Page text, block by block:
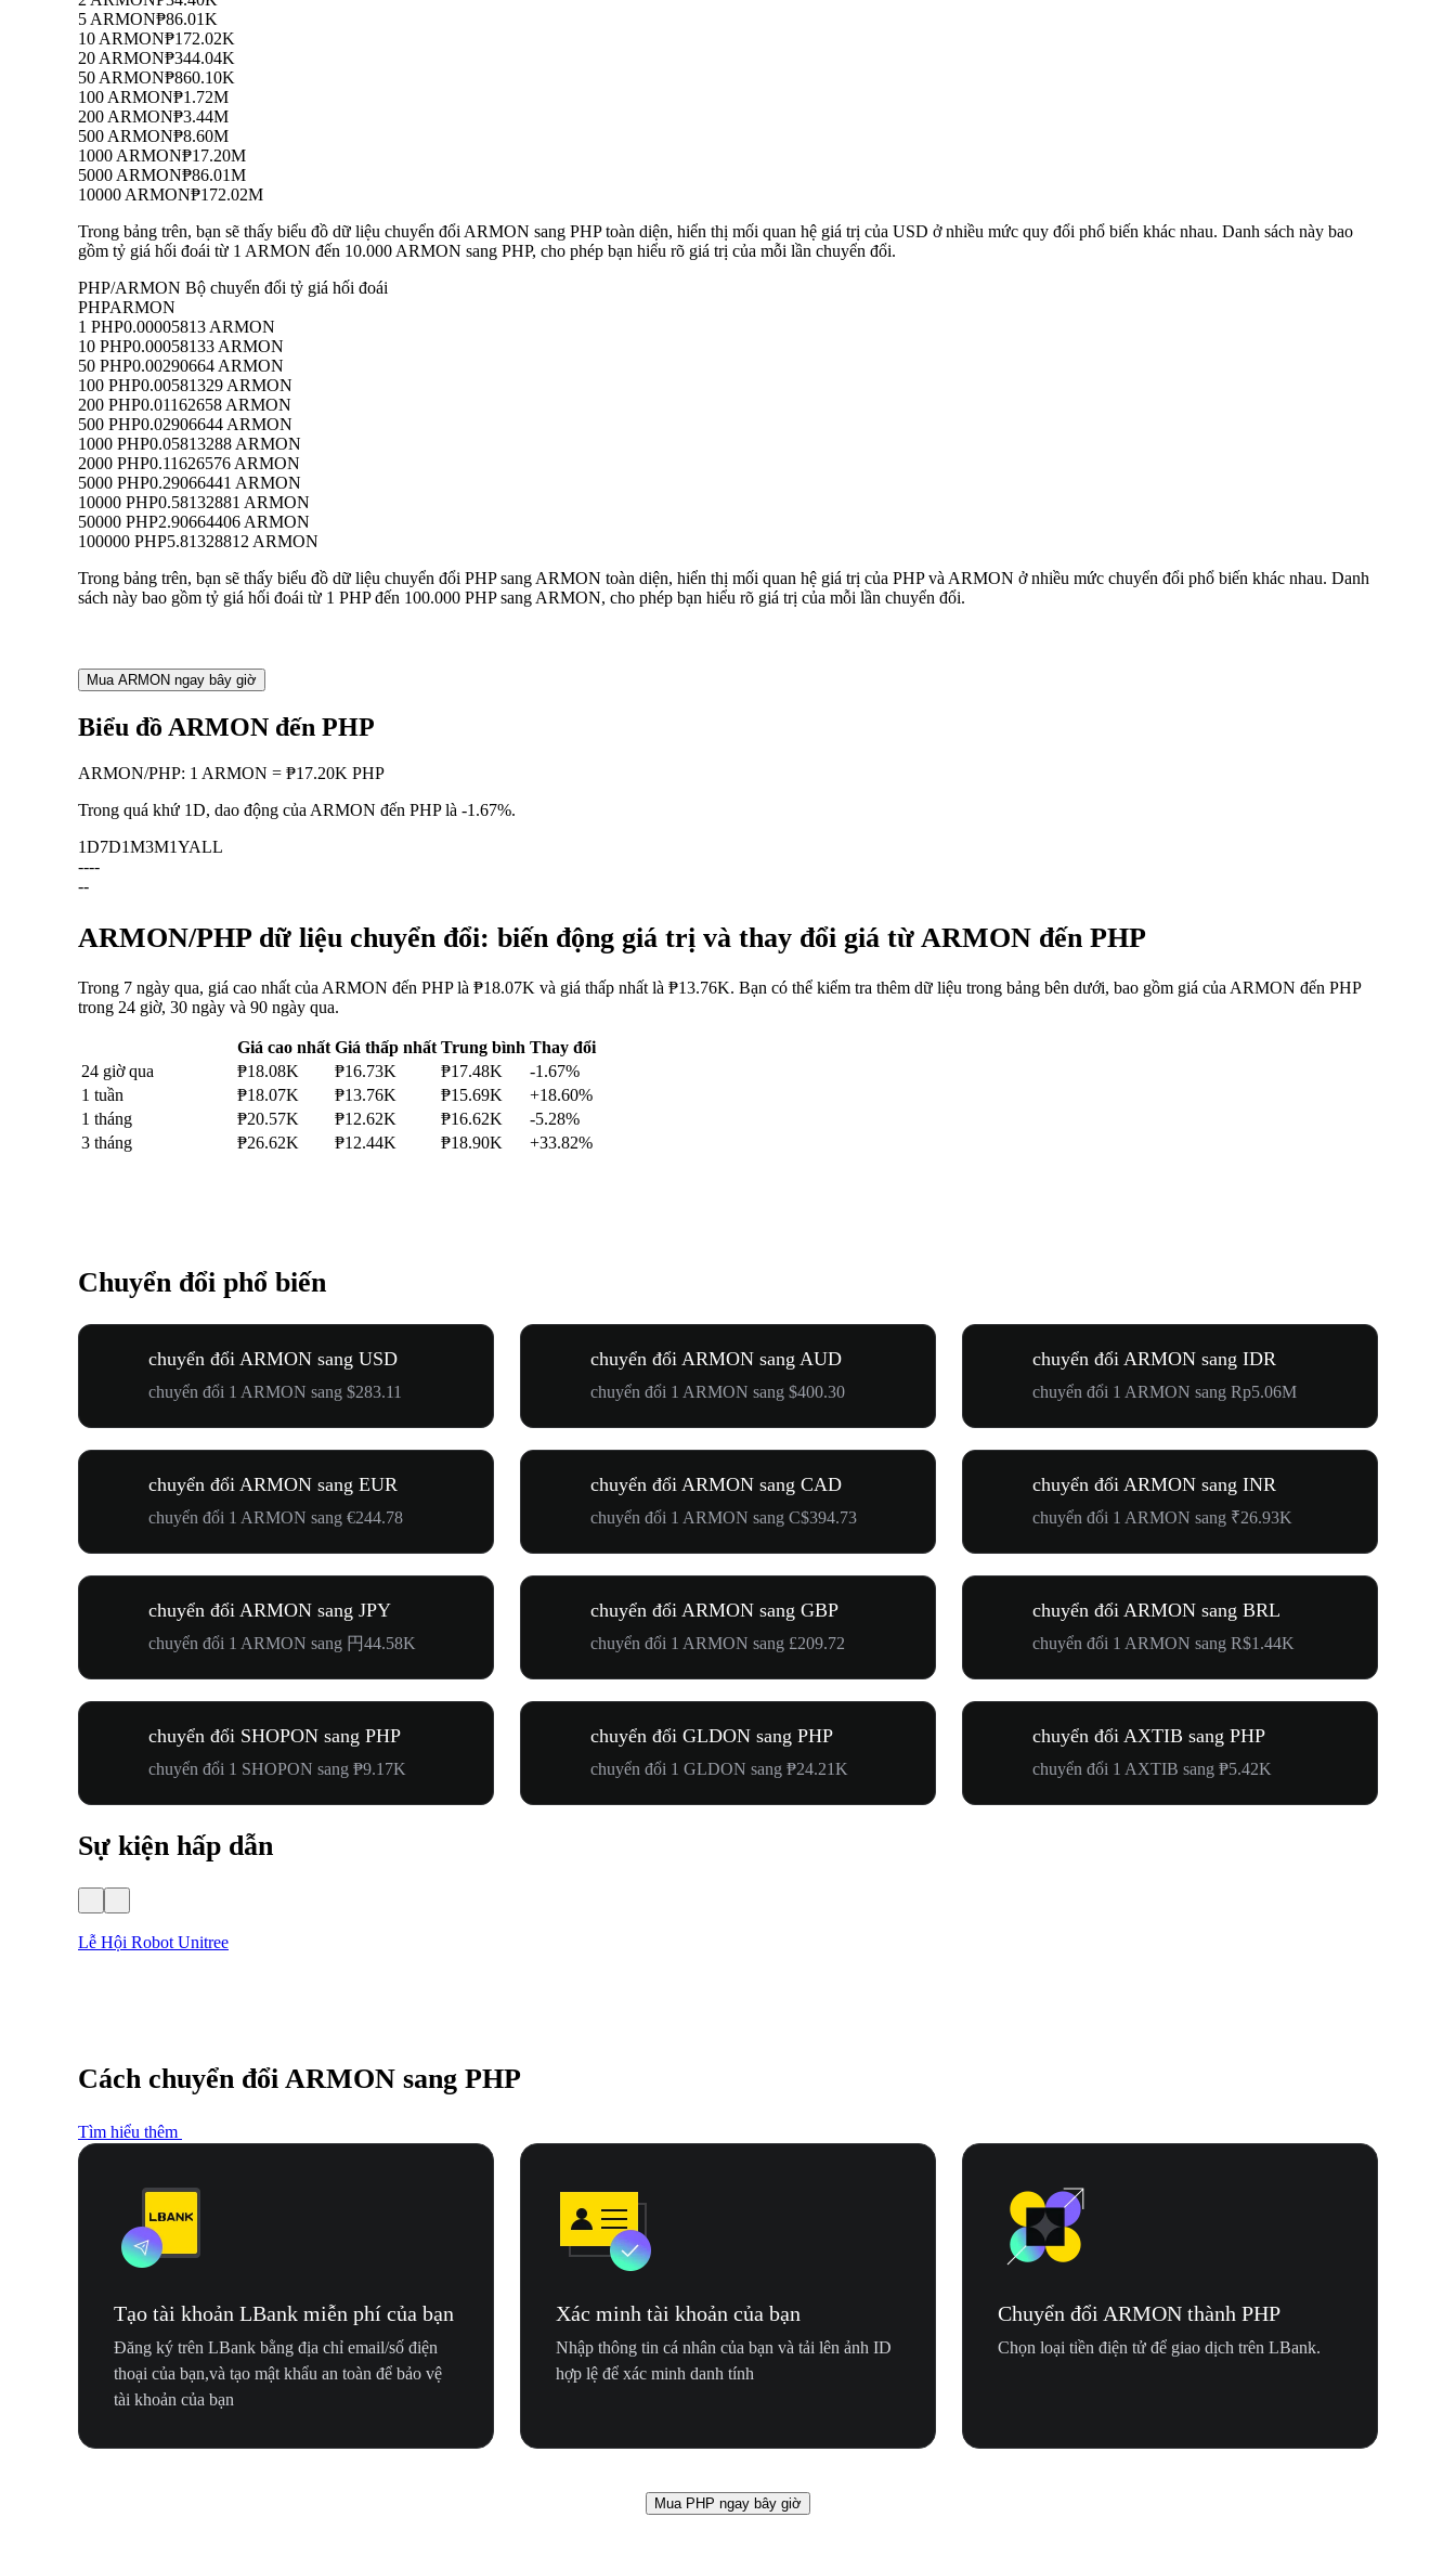
5 ARMON₱86.01K
10 ARMON₱172.02K
20 ARMON₱344.04K
50 ARMON₱860.10K
100 ARMON₱1.72M
200 ARMON₱3.44M
500 ARMON₱8.60M
1000 ARMON₱17.20M
5000 ARMON₱86.01M
10000 ARMON₱172.02M
Trong bảng trên, bạn sẽ thấy biểu đồ dữ liệu chuyển đổi ARMON sang PHP toàn diện, hiển thị mối quan hệ giá trị của USD ở nhiều mức quy đổi phổ biến khác nhau. Danh sách này bao
gồm tỷ giá hối đoái từ 1 ARMON đến 10.000 ARMON sang PHP, cho phép bạn hiểu rõ giá trị của mỗi lần chuyển đổi.
PHP/ARMON Bộ chuyển đổi tỷ giá hối đoái
PHPARMON
1 PHP0.00005813 ARMON
10 PHP0.00058133 ARMON
50 PHP0.00290664 ARMON
100 PHP0.00581329 ARMON
200 PHP0.01162658 ARMON
500 PHP0.02906644 ARMON
1000 PHP0.05813288 ARMON
2000 PHP0.11626576 ARMON
5000 PHP0.29066441 ARMON
10000 PHP0.58132881 ARMON
50000 PHP2.90664406 ARMON
100000 PHP5.81328812 ARMON
Trong bảng trên, bạn sẽ thấy biểu đồ dữ liệu chuyển đổi PHP sang ARMON toàn diện, hiển thị mối quan hệ giá trị của PHP và ARMON ở nhiều mức chuyển đổi phổ biến khác nhau. Danh
sách này bao gồm tỷ giá hối đoái từ 1 PHP đến 100.000 PHP sang ARMON, cho phép bạn hiểu rõ giá trị của mỗi lần chuyển đổi.
Mua ARMON ngay bây giờ
Biểu đồ ARMON đến PHP
ARMON/PHP: 1 ARMON = ₱17.20K PHP
Trong quá khứ 1D, dao động của ARMON đến PHP là -1.67%.
1D7D1M3M1YALL
----
--
ARMON/PHP dữ liệu chuyển đổi: biến động giá trị và thay đổi giá từ ARMON đến PHP
Trong 7 ngày qua, giá cao nhất của ARMON đến PHP là ₱18.07K và giá thấp nhất là ₱13.76K. Bạn có thể kiểm tra thêm dữ liệu trong bảng bên dưới, bao gồm giá của ARMON đến PHP
trong 24 giờ, 30 ngày và 90 ngày qua.
Giá cao nhất Giá thấp nhất Trung bình Thay đổi
24 giờ qua
₱18.08K ₱16.73K ₱17.48K
-1.67%
1 tuần
₱18.07K ₱13.76K ₱15.69K
+18.60%
1 tháng
₱20.57K ₱12.62K ₱16.62K
-5.28%
3 tháng
₱26.62K ₱12.44K ₱18.90K +33.82%
Chuyển đổi phổ biến
chuyển đổi ARMON sang USD
chuyển đổi 1 ARMON sang $283.11
chuyển đổi ARMON sang AUD
chuyển đổi 1 ARMON sang $400.30
chuyển đổi ARMON sang IDR
chuyển đổi 1 ARMON sang Rp5.06M
chuyển đổi ARMON sang EUR
chuyển đổi 1 ARMON sang €244.78
chuyển đổi ARMON sang CAD
chuyển đổi 1 ARMON sang C$394.73
chuyển đổi ARMON sang INR
chuyển đổi 1 ARMON sang ₹26.93K
chuyển đổi ARMON sang JPY
chuyển đổi 1 ARMON sang 円44.58K
chuyển đổi ARMON sang GBP
chuyển đổi 1 ARMON sang £209.72
chuyển đổi ARMON sang BRL
chuyển đổi 1 ARMON sang R$1.44K
chuyển đổi SHOPON sang PHP
chuyển đổi 1 SHOPON sang ₱9.17K
chuyển đổi GLDON sang PHP
chuyển đổi 1 GLDON sang ₱24.21K
chuyển đổi AXTIB sang PHP
chuyển đổi 1 AXTIB sang ₱5.42K
Sự kiện hấp dẫn
Lễ Hội Robot Unitree
Cách chuyển đổi ARMON sang PHP
Tìm hiểu thêm
Tạo tài khoản LBank miễn phí của bạn
Đăng ký trên LBank bằng địa chỉ email/số điện
thoại của bạn,và tạo mật khẩu an toàn để bảo vệ
tài khoản của bạn
Xác minh tài khoản của bạn
Nhập thông tin cá nhân của bạn và tải lên ảnh ID
hợp lệ để xác minh danh tính
Chuyển đổi ARMON thành PHP
Chọn loại tiền điện tử để giao dịch trên LBank.
Mua PHP ngay bây giờ